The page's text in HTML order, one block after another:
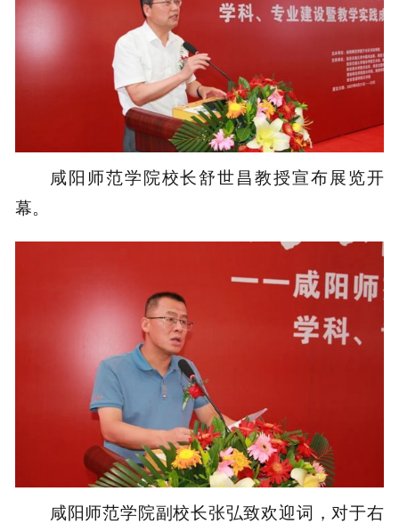
咸阳师范学院校长舒世昌教授宣布展览开
幕。
咸阳师范学院副校长张弘致欢迎词，对于右